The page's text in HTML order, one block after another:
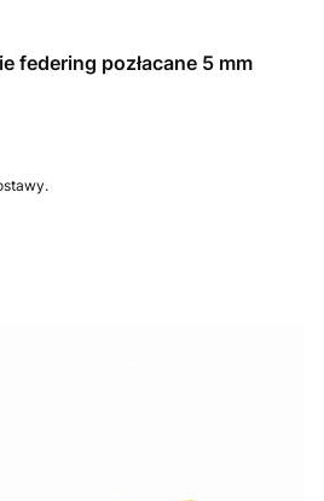
federing pozłacane 5 mm